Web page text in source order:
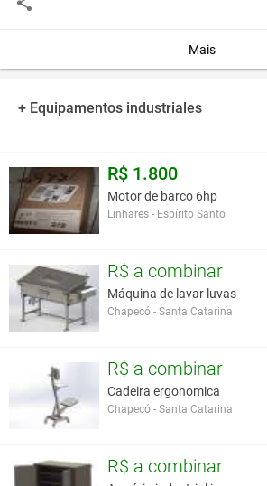
Mais
+ Equipamentos industriales
R$ 1.800
Motor de barco 6hp
Linhares - Espírito Santo
R$ a combinar
Máquina de lavar luvas
Chapecó - Santa Catarina
R$ a combinar
Cadeira ergonomica
Chapecó - Santa Catarina
R$ a combinar